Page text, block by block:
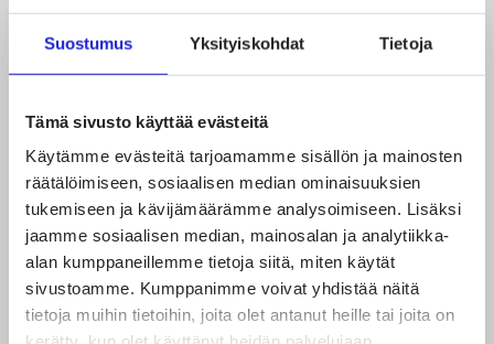
Suostumus Yksityiskohdat Tietoja
Tämä sivusto käyttää evästeitä
Käytämme evästeitä tarjoamamme sisällön ja mainosten
räätälöimiseen, sosiaalisen median ominaisuuksien
tukemiseen ja kävijämäärämme analysoimiseen. Lisäksi
jaamme sosiaalisen median, mainosalan ja analytiikka-
alan kumppaneillemme tietoja siitä, miten käytät
sivustoamme. Kumppanimme voivat yhdistää näitä
tietoja muihin tietoihin, joita olet antanut heille tai joita on
mikromuoviongelmaan. Tekstiilituotteiden
toimitusketjut ovat kuitenkin pitkiä ja kansainvälisiä
jälkeen ole riittävä keino, sillä siihen ei voida
useinkaan vaikuttaa EU-lainsäädännön kautta.
Myöskään ehdotetut pesukoneisiin lisättävät
suodattimet eivät ole tehokas keino puuttua
globaaliin ongelmaan, sillä ne nojaavat kuluttajien
oikeanlaiseen toimintaan ja parhaimmillaankin